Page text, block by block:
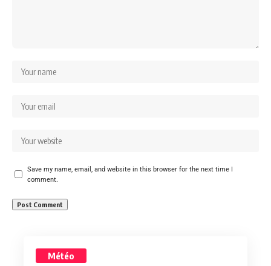
Save my name, email, and website in this browser for the next time I
comment.
Météo